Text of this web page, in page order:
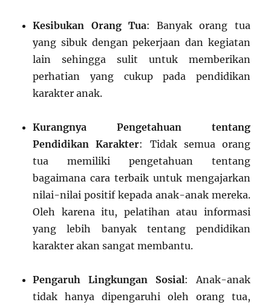
Kesibukan Orang Tua: Banyak orang tua
yang sibuk dengan pekerjaan dan kegiatan
lain sehingga sulit untuk memberikan
perhatian yang cukup pada pendidikan
karakter anak.
Kurangnya Pengetahuan tentang
Pendidikan Karakter: Tidak semua orang
tua memiliki pengetahuan tentang
bagaimana cara terbaik untuk mengajarkan
nilai-nilai positif kepada anak-anak mereka.
Oleh karena itu, pelatihan atau informasi
yang lebih banyak tentang pendidikan
karakter akan sangat membantu.
Pengaruh Lingkungan Sosial: Anak-anak
tidak hanya dipengaruhi oleh orang tua,